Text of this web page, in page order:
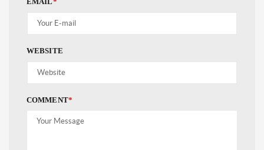
WEBSITE
COMMENT*